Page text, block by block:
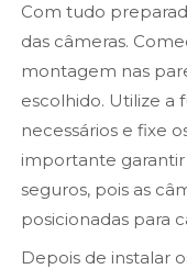
Com tudo
das câmeras.
montagem nas
escolhido. Utilize a
necessários e fixe
importante
seguros, pois as
posicionadas para
Depois de instalar